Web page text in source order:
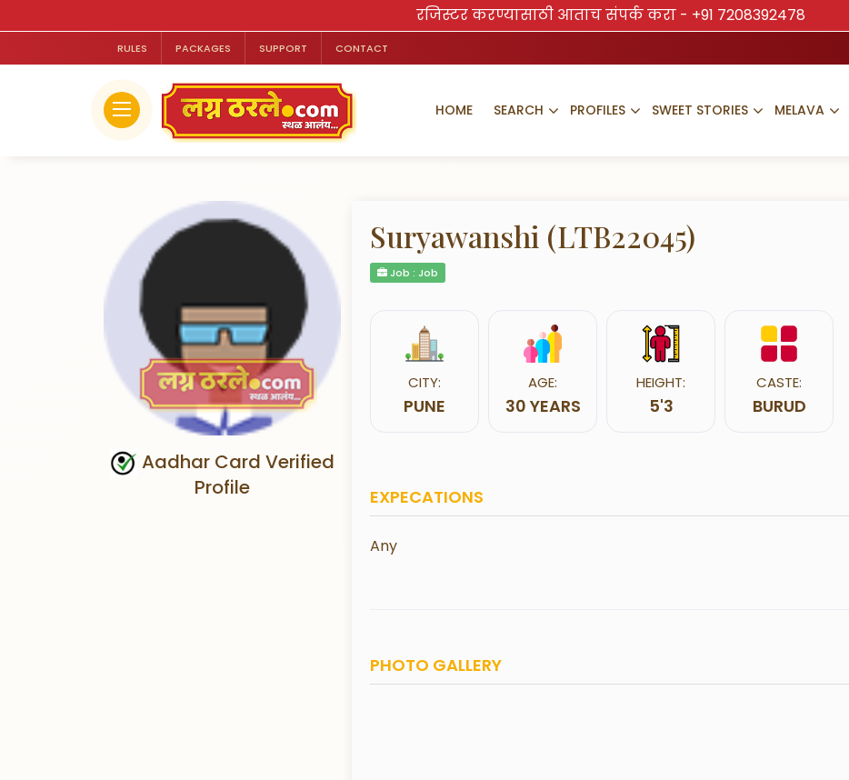
रजिस्टर करण्यासाठी आताच संपर्क करा - +91 7208392478
RULES PACKAGES SUPPORT CONTACT
HOME SEARCH PROFILES SWEET STORIES MELAVA
Aadhar Card Verified
Profile
Suryawanshi (LTB22045)
Job : Job
CITY:
PUNE
AGE:
30 YEARS
HEIGHT:
5'3
CASTE:
BURUD
EXPECATIONS
Any
PHOTO GALLERY